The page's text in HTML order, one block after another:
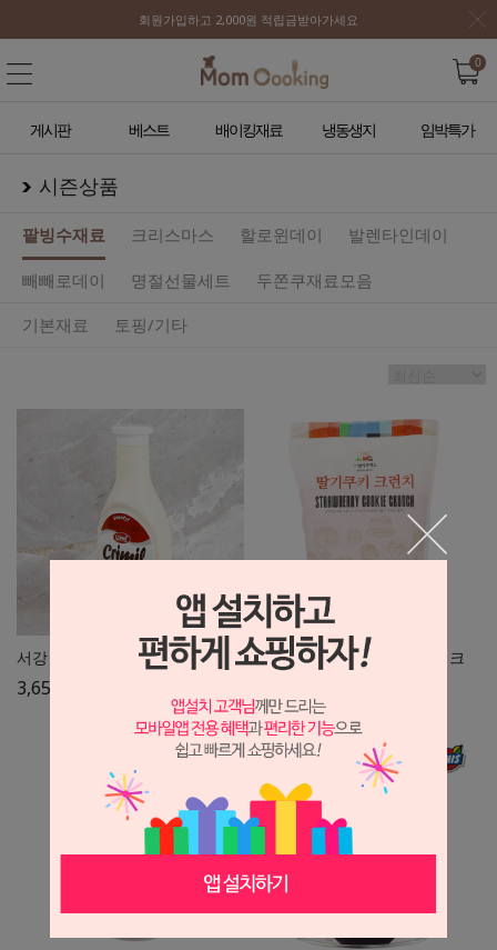
회원가입하고 2,000원 적립금받아가세요
0
게시판 베스트 배이킹재료 냉동생지 임박특가
시즌상품
팥빙수재료 크리스마스 할로윈데이 발렌타인데이
빼빼로데이 명절선물세트
두쫀쿠재료모음
기본재료
토핑/기타
서강 크리밀 연유 500g
3,650
딸기크런치 1kg/크런키/쿠키크
12,500원